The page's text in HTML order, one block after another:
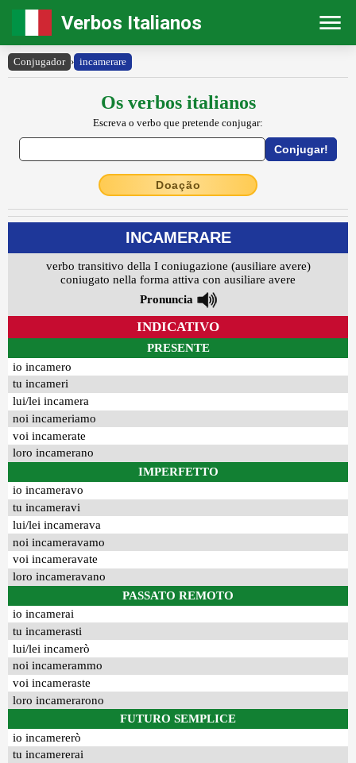
Verbos Italianos
Conjugador › incamerare
Os verbos italianos
Escreva o verbo que pretende conjugar:
Doação
INCAMERARE
verbo transitivo della I coniugazione (ausiliare avere)
coniugato nella forma attiva con ausiliare avere
Pronuncia
INDICATIVO
PRESENTE
io incamero
tu incameri
lui/lei incamera
noi incameriamo
voi incamerate
loro incamerano
IMPERFETTO
io incameravo
tu incameravi
lui/lei incamerava
noi incameravamo
voi incameravate
loro incameravano
PASSATO REMOTO
io incamerai
tu incamerasti
lui/lei incamerò
noi incamerammo
voi incameraste
loro incamerarono
FUTURO SEMPLICE
io incamererò
tu incamererai